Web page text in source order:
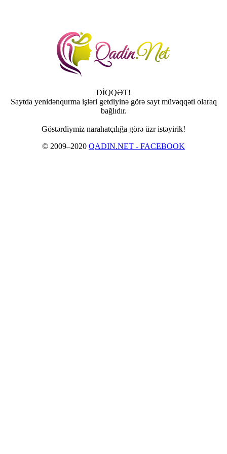
DİQQƏT!
Saytda yenidənqurma işləri getdiyinə görə sayt müvəqqəti olaraq
bağlıdır.
Göstərdiymiz narahatçılığa görə üzr istəyirik!
© 2009–2020 QADIN.NET - FACEBOOK